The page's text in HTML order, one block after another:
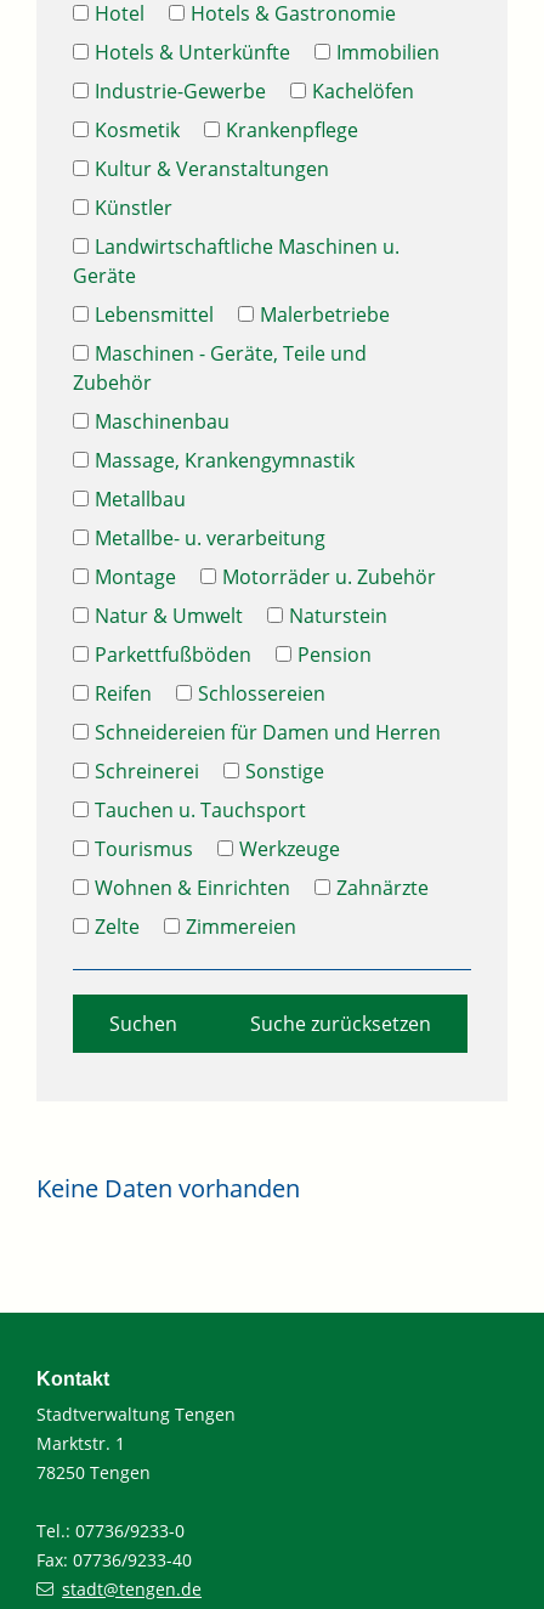
Hotel
Hotels & Gastronomie
Hotels & Unterkünfte
Immobilien
Industrie-Gewerbe
Kachelöfen
Kosmetik
Krankenpflege
Kultur & Veranstaltungen
Künstler
Landwirtschaftliche Maschinen u.
Geräte
Lebensmittel
Malerbetriebe
Maschinen - Geräte, Teile und
Zubehör
Maschinenbau
Massage, Krankengymnastik
Metallbau
Metallbe- u. verarbeitung
Montage
Motorräder u. Zubehör
Natur & Umwelt
Naturstein
Parkettfußböden
Pension
Reifen
Schlossereien
Schneidereien für Damen und Herren
Schreinerei
Sonstige
Tauchen u. Tauchsport
Tourismus
Werkzeuge
Wohnen & Einrichten
Zahnärzte
Zelte
Zimmereien
Suche zurücksetzen
Keine Daten vorhanden
Kontakt
Stadtverwaltung Tengen
Marktstr. 1
78250 Tengen
Tel.: 07736/9233-0
Fax: 07736/9233-40
stadt@tengen.de